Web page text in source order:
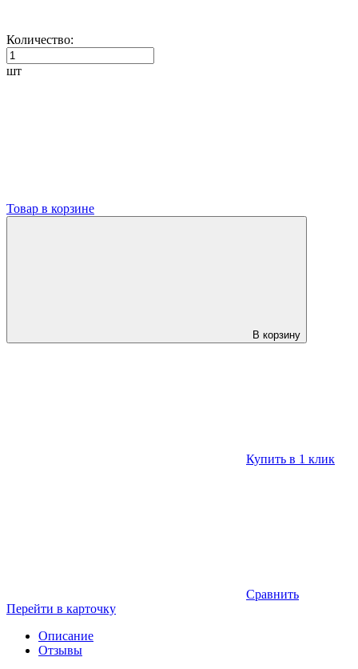
Количество:
шт
Товар в корзине
В корзину
Купить в 1 клик
Сравнить
Перейти в карточку
Описание
Отзывы